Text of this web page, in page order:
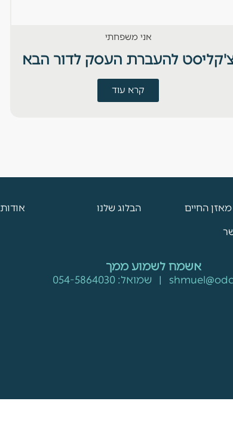
אני משפחתי
להעברת העסק לדור הבא
קרא עוד
החיים הבלוג שלנו אודות
אשמח לשמוע ממך
| שמואל:054-5864030